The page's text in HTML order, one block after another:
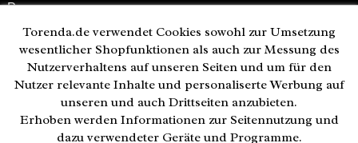
Presse
Partner
Versand und Zahlung
Bestellung wiederrufen
Kunden-Hotline
(040) 244 249-49
Mo - Fr 08:00 - 18:00
Torenda.de verwendet Cookies sowohl zur Umsetzung
wesentlicher Shopfunktionen als auch zur Messung des
Nutzerverhaltens auf unseren Seiten und um für den
Nutzer relevante Inhalte und personaliserte Werbung auf
unseren und auch Drittseiten anzubieten.
Erhoben werden Informationen zur Seitennutzung und
dazu verwendeter Geräte und Programme.